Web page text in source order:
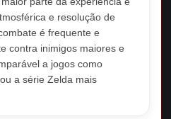
e resolução de
é frequente e
contra inimigos maiores e
a jogos como
a série Zelda mais